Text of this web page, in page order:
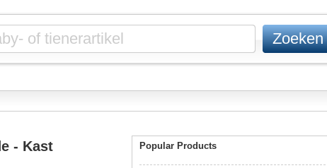
- Kast Popular Products